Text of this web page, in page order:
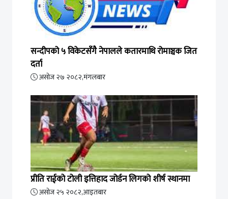
सन्दीपको ५ विकेटसँगै नेपालले कतारमाथि रोमाञ्चक जित
दर्ता
असोज २७ २०८२,मंगलबार
प्रीति राईको टोली इत्तिहाद जोर्डन लिगको शीर्ष स्थानमा
असोज २५ २०८२,आइतबार